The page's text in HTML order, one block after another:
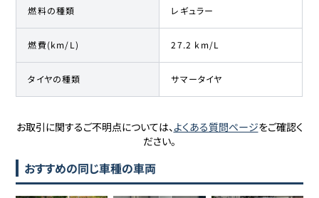
燃料の種類 レギュラー
燃費(km/L) 27.2 km/L
タイヤの種類 サマータイヤ
お取引に関するご不明点については、よくある質問ページをご確認く
ださい。
おすすめの同じ車種の車両